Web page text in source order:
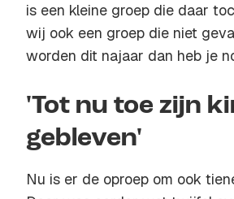
is een kleine groep die daar
wij ook een groep die niet
worden dit najaar dan heb je
'Tot nu toe zijn
gebleven'
Nu is er de oproep om ook